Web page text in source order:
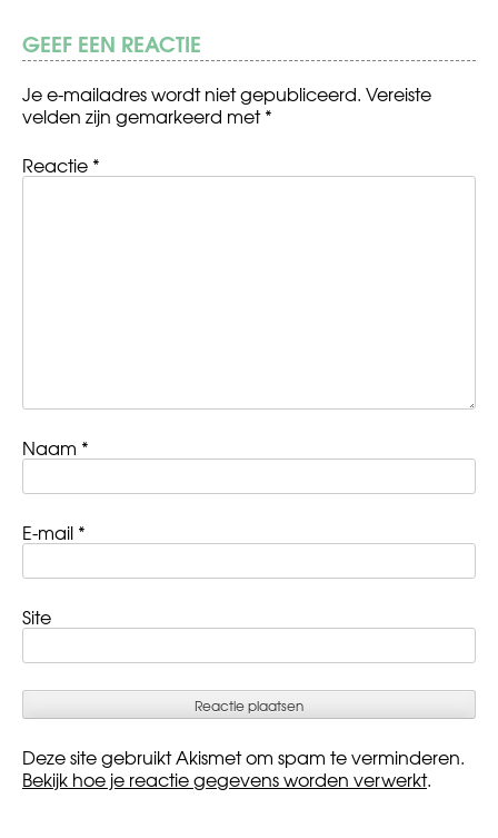
GEEF EEN REACTIE
Je e-mailadres wordt niet gepubliceerd. Vereiste
velden zijn gemarkeerd met*
Reactie *
Naam *
E-mail *
Site
Deze site gebruikt Akismet om spam te verminderen.
Bekijk hoe je reactie gegevens worden verwerkt.